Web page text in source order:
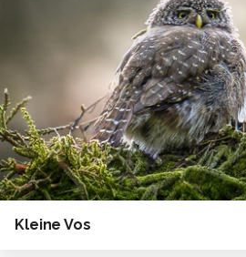
Kleine Vos